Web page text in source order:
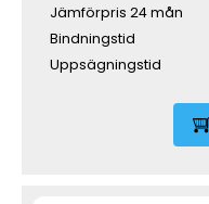
Jämförpris 24 mån
Bindningstid
Uppsägningstid